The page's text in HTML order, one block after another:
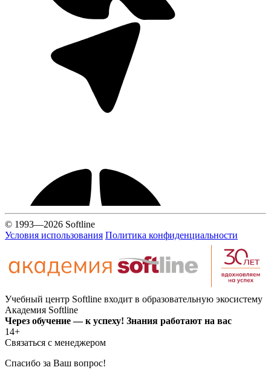
© 1993—2026 Softline
Условия использования Политика конфиденциальности
Учебный центр Softline входит в образовательную экосистему
Академия Softline
Через обучение — к успеху! Знания работают на вас
14+
Связаться с менеджером
Спасибо за Ваш вопрос!